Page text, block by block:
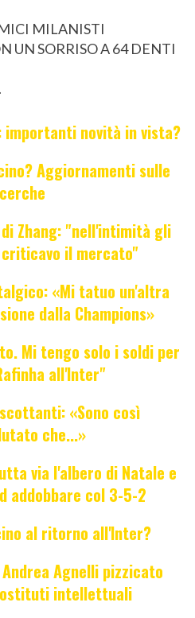
MILANISTI
UN SORRISO A 64 DENTI
importanti novità in vista?
Aggiornamenti sulle
Zhang: "nell'intimità gli
criticavo il mercato"
«Mi tatuo un'altra
dalla Champions»
Mi tengo solo i soldi per
all'Inter"
«Sono così
che...»
via l'albero di Natale e
col 3-5-2
al ritorno all'Inter?
Andrea Agnelli pizzicato
intellettuali